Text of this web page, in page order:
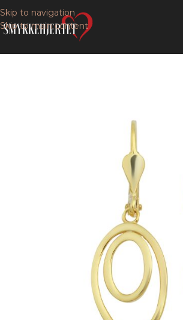
Skip to navigation
Skip to main content